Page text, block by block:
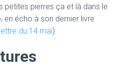
petites pierres ça et là dans le
en écho à son dernier livre
du 14 mai).